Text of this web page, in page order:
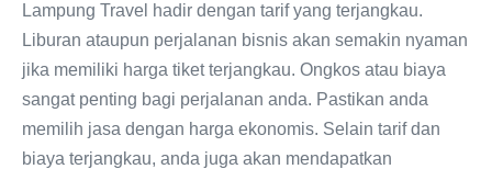
Lampung Travel hadir dengan tarif yang terjangkau.
Liburan ataupun perjalanan bisnis akan semakin nyaman
jika memiliki harga tiket terjangkau. Ongkos atau biaya
sangat penting bagi perjalanan anda. Pastikan anda
memilih jasa dengan harga ekonomis. Selain tarif dan
biaya terjangkau, anda juga akan mendapatkan